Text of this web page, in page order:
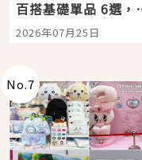
百搭基礎單品 6選，
眼全收也不心疼
2026年07月25日
No.7